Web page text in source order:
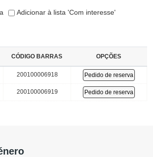
Adicionar à lista 'Com interesse'
CÓDIGO BARRAS OPÇÕES
200100006918 Pedido de reserva
200100006919 Pedido de reserva